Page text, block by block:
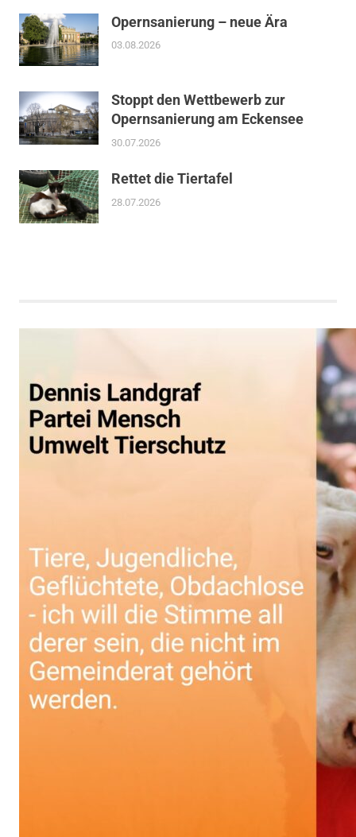
Opernsanierung – neue Ära
03.08.2026
Stoppt den Wettbewerb zur
Opernsanierung am Eckensee
30.07.2026
Rettet die Tiertafel
28.07.2026